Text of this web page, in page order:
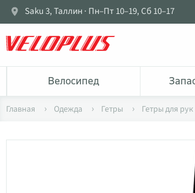
Saku 3, Таллин · Пн–Пт 10–19, Сб 10–17
Bелосипед
Главная Одежда Гетры Гетры для рук